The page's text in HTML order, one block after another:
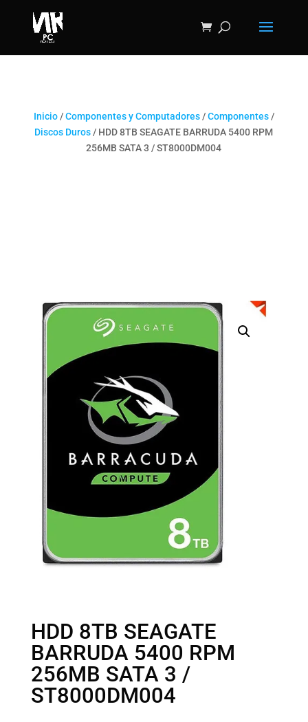
Inicio/Componentes y Computadores/Componentes/
Discos Duros / HDD 8TB SEAGATE BARRUDA 5400 RPM
256MB SATA 3 / ST8000DM004
HDD 8TB SEAGATE
BARRUDA 5400 RPM
256MB SATA 3 /
ST8000DM004